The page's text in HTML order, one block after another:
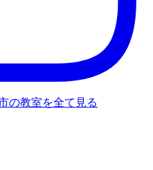
の教室を全て見る